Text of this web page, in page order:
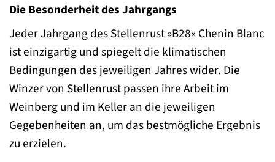
Die Besonderheit des Jahrgangs
Jeder Jahrgang des Stellenrust »B28« Chenin Blanc
ist einzigartig und spiegelt die klimatischen
Bedingungen des jeweiligen Jahres wider. Die
Winzer von Stellenrust passen ihre Arbeit im
Weinberg und im Keller an die jeweiligen
Gegebenheiten an, um das bestmögliche Ergebnis
zu erzielen.